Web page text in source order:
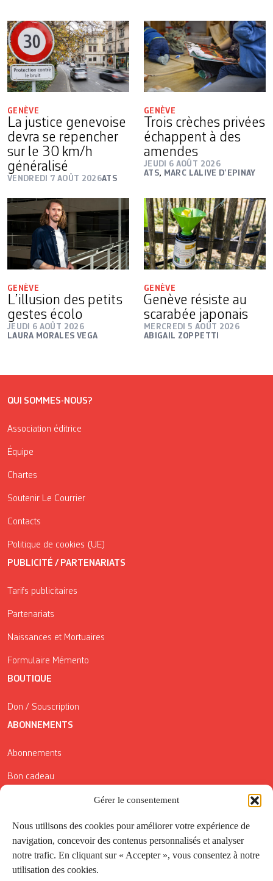
Gérer le consentement
Nous utilisons des cookies pour améliorer votre expérience de
navigation, concevoir des contenus personnalisés et analyser
notre trafic. En cliquant sur « Accepter », vous consentez à notre
utilisation des cookies.
GENÈVE
La justice genevoise
devra se repencher
sur le 30 km/h
généralisé
VENDREDI 7 AOÛT 2026ATS
GENÈVE
Trois crèches privées
échappent à des
amendes
JEUDI 6 AOÛT 2026
ATS, MARC LALIVE D’EPINAY
GENÈVE
L’illusion des petits
gestes écolo
JEUDI 6 AOÛT 2026
LAURA MORALES VEGA
GENÈVE
Genève résiste au
scarabée japonais
MERCREDI 5 AOÛT 2026
ABIGAIL ZOPPETTI
QUI SOMMES-NOUS?
Association éditrice
Équipe
Chartes
Soutenir Le Courrier
Contacts
Politique de cookies (UE)
PUBLICITÉ / PARTENARIATS
Tarifs publicitaires
Partenariats
Naissances et Mortuaires
Formulaire Mémento
BOUTIQUE
Don / Souscription
ABONNEMENTS
Abonnements
Bon cadeau
Conditions générales de vente
Réductions de la Carte Côté Courrier
Application